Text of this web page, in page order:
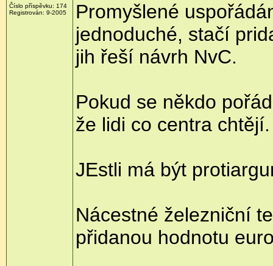
Číslo příspěvku: 174
Registrován: 9-2005
Promyšlené
jednoduché, stačí
jih řeší návrh NvC.
Pokud se někdo
že lidi co centra
JEstli má být
Nácestné železniční
přidanou hodnotu